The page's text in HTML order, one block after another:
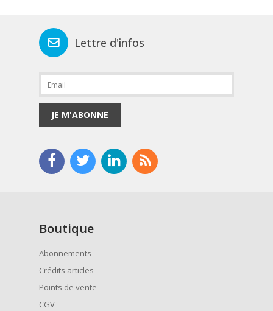
Lettre d'infos
JE M'ABONNE
Boutique
Abonnements
Crédits articles
Points de vente
CGV